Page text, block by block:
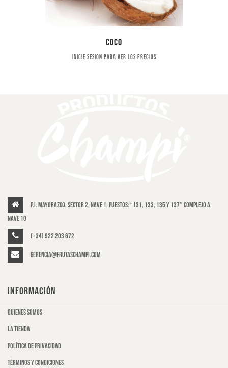
Coco
Inicie sesion para ver los precios
P.I. Mayorazgo, Sector 2, Nave 1, puestos: “131, 133, 135 y 137″ Complejo A,
Nave 10
(+34) 922 203 672
gerencia@frutaschampi.com
INFORMACIÓN
Quienes somos
La tienda
Política de privacidad
Términos y condiciones